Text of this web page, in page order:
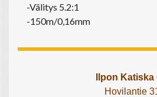
-Välitys 5.2:1
-150m/0,16mm
Ilpon Katiska
Hovilantie